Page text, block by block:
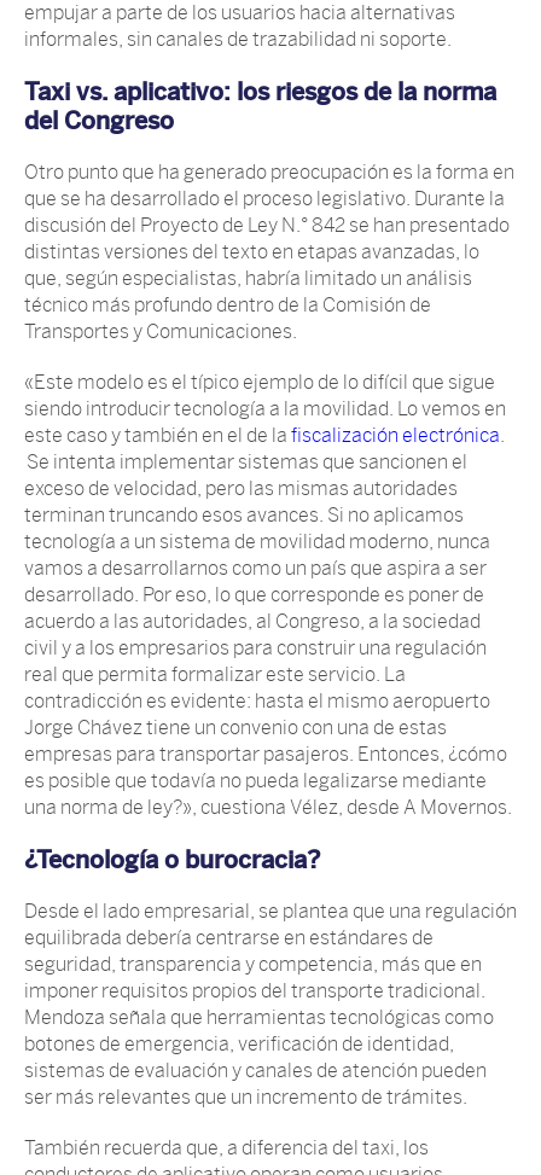
empujar a parte de los usuarios hacia alternativas
informales, sin canales de trazabilidad ni soporte.
Taxi vs. aplicativo: los riesgos de la norma
del Congreso
Otro punto que ha generado preocupación es la forma en
que se ha desarrollado el proceso legislativo. Durante la
discusión del Proyecto de Ley N.° 842 se han presentado
distintas versiones del texto en etapas avanzadas, lo
que, según especialistas, habría limitado un análisis
técnico más profundo dentro de la Comisión de
Transportes y Comunicaciones.
«Este modelo es el típico ejemplo de lo difícil que sigue
siendo introducir tecnología a la movilidad. Lo vemos en
este caso y también en el de la fiscalización electrónica.
Se intenta implementar sistemas que sancionen el
exceso de velocidad, pero las mismas autoridades
terminan truncando esos avances. Si no aplicamos
tecnología a un sistema de movilidad moderno, nunca
vamos a desarrollarnos como un país que aspira a ser
desarrollado. Por eso, lo que corresponde es poner de
acuerdo a las autoridades, al Congreso, a la sociedad
civil y a los empresarios para construir una regulación
real que permita formalizar este servicio. La
contradicción es evidente: hasta el mismo aeropuerto
Jorge Chávez tiene un convenio con una de estas
empresas para transportar pasajeros. Entonces, ¿cómo
es posible que todavía no pueda legalizarse mediante
una norma de ley?», cuestiona Vélez, desde A Movernos.
¿Tecnología o burocracia?
Desde el lado empresarial, se plantea que una regulación
equilibrada debería centrarse en estándares de
seguridad, transparencia y competencia, más que en
imponer requisitos propios del transporte tradicional.
Mendoza señala que herramientas tecnológicas como
botones de emergencia, verificación de identidad,
sistemas de evaluación y canales de atención pueden
ser más relevantes que un incremento de trámites.
También recuerda que, a diferencia del taxi, los